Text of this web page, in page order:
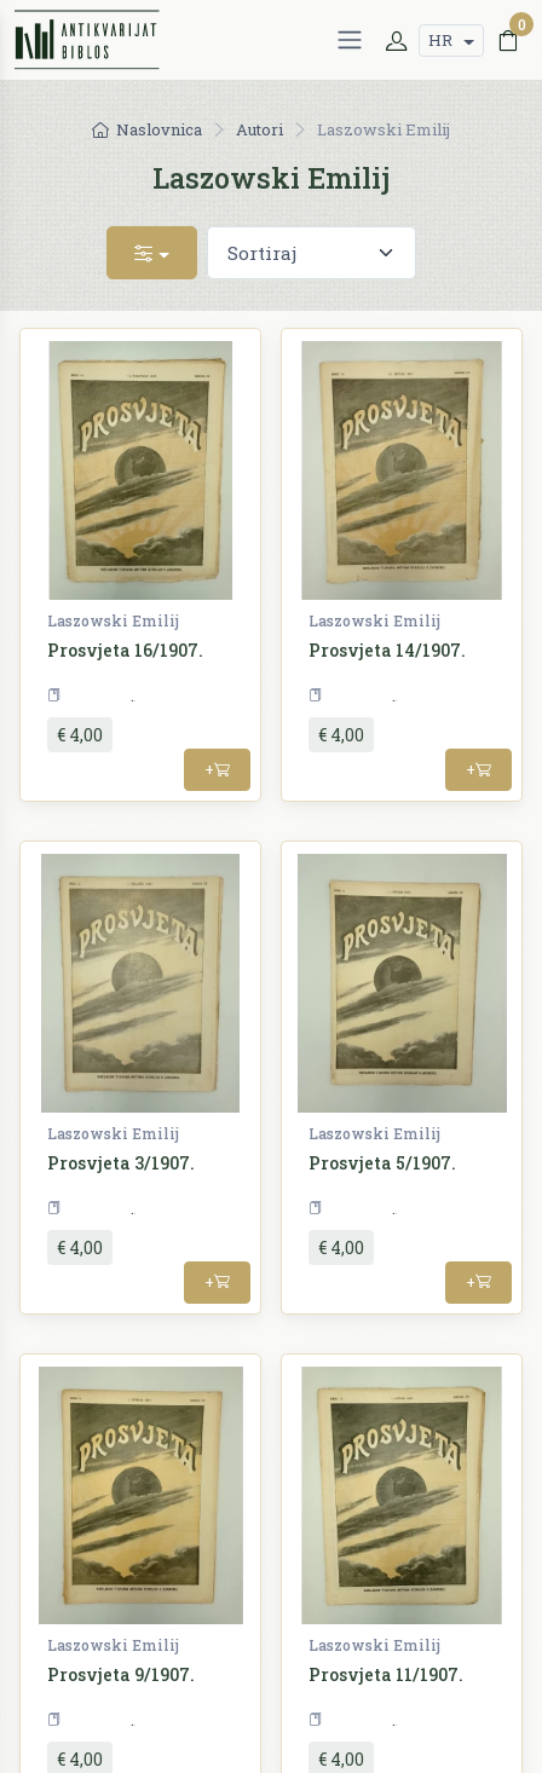
HR
0
Naslovnica Autori Laszowski Emilij
Laszowski Emilij
Laszowski Emilij
Prosvjeta 16/1907.
€ 4,00
+
Laszowski Emilij
Prosvjeta 14/1907.
€ 4,00
+
Laszowski Emilij
Prosvjeta 3/1907.
€ 4,00
+
Laszowski Emilij
Prosvjeta 5/1907.
€ 4,00
+
Laszowski Emilij
Prosvjeta 9/1907.
€ 4,00
Laszowski Emilij
Prosvjeta 11/1907.
€ 4,00